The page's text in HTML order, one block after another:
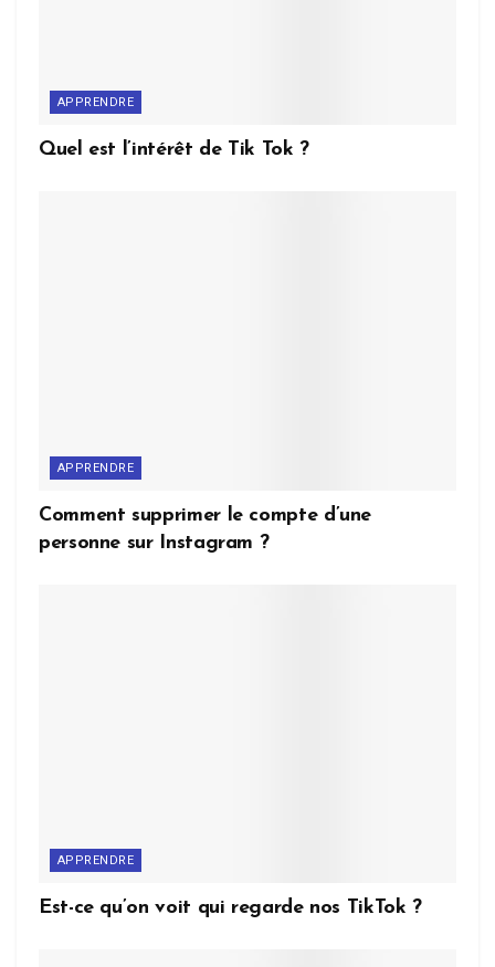
APPRENDRE
Quel est l’intérêt de Tik Tok ?
APPRENDRE
Comment supprimer le compte d’une
personne sur Instagram ?
APPRENDRE
Est-ce qu’on voit qui regarde nos TikTok ?